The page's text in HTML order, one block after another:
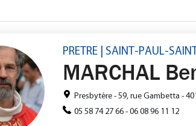
PRETRE | SAINT-PAUL-
MARCHAL
Presbytère - 59, rue Gambetta -
05 58 74 27 66 - 06 08 96 11 12